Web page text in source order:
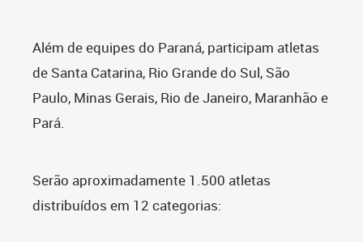
Além de equipes do Paraná, participam atletas
de Santa Catarina, Rio Grande do Sul, São
Paulo, Minas Gerais, Rio de Janeiro, Maranhão e
Pará.
Serão aproximadamente 1.500 atletas
distribuídos em 12 categorias: